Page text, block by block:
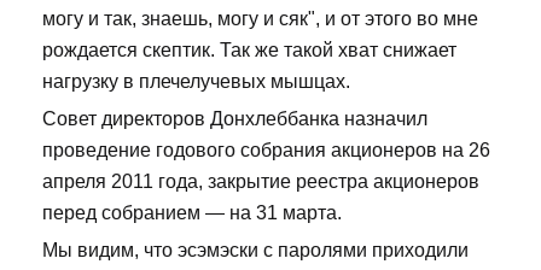
могу и так, знаешь, могу и сяк", и от этого во мне
рождается скептик. Так же такой хват снижает
нагрузку в плечелучевых мышцах.
Совет директоров Донхлеббанка назначил
проведение годового собрания акционеров на 26
апреля 2011 года, закрытие реестра акционеров
перед собранием — на 31 марта.
Мы видим, что эсэмэски с паролями приходили